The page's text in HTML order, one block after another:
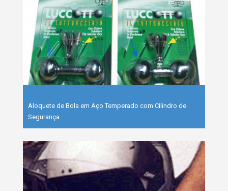
Aloquete de Bola em Aço Temperado com Cilindro de
Segurança